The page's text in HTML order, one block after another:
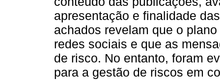
apresentação e finalidade
achados revelam que o
redes sociais e que as
de risco. No entanto, foram
para a gestão de riscos em